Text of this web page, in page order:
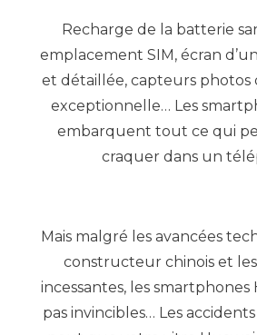
Recharge de la batterie
emplacement SIM, écran
et détaillée, capteurs photos
exceptionnelle… Les
embarquent tout ce qui
craquer dans un
Mais malgré les avancées
constructeur chinois et
incessantes, les smartphones
pas invincibles… Les